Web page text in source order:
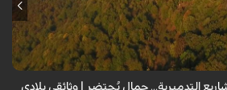
يوماً من أجمل الموائل الطبيعية في إيران، يحذر
والمشاريع التدميرية تنهش بجسم
التدميرية... جمال يُحتضر | وثائقي بلادي